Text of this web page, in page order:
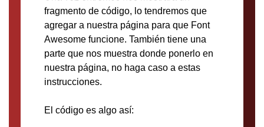
fragmento de código, lo tendremos que
agregar a nuestra página para que Font
Awesome funcione. También tiene una
parte que nos muestra donde ponerlo en
nuestra página, no haga caso a estas
instrucciones.
El código es algo así: